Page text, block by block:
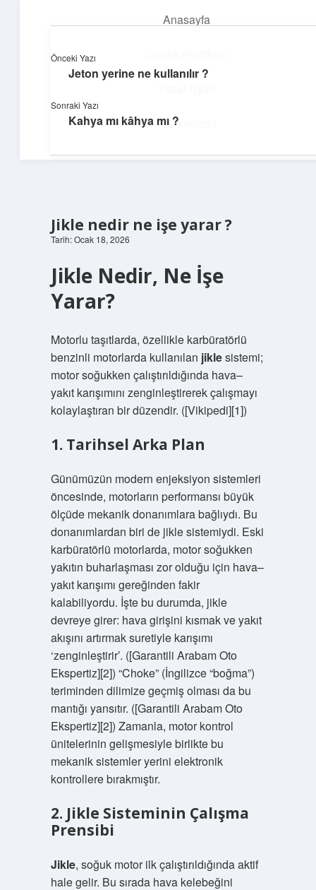
Anasayfa
Hakkımızda
Neşeli Fikir Köşesi
Hayatına neşe katan kısa hikayeler!
Jikle nedir ne işe yarar ?
Tarih: Ocak 18, 2026
Jikle Nedir, Ne İşe
Yarar?
Motorlu taşıtlarda, özellikle karbüratörlü
benzinli motorlarda kullanılan jiklesistemi;
motor soğukken çalıştırıldığında hava–
yakıt karışımını zenginleştirerek çalışmayı
kolaylaştıran bir düzendir. ([Vikipedi][1])
1. Tarihsel Arka Plan
Günümüzün modern enjeksiyon sistemleri
öncesinde, motorların performansı büyük
ölçüde mekanik donanımlara bağlıydı. Bu
donanımlardan biri de jikle sistemiydi. Eski
karbüratörlü motorlarda, motor soğukken
yakıtın buharlaşması zor olduğu için hava–
yakıt karışımı gereğinden fakir
kalabiliyordu. İşte bu durumda, jikle
devreye girer: hava girişini kısmak ve yakıt
akışını artırmak suretiyle karışımı
‘zenginleştirir’. ([Garantili Arabam Oto
Ekspertiz][2]) “Choke” (İngilizce “boğma”)
teriminden dilimize geçmiş olması da bu
mantığı yansıtır. ([Garantili Arabam Oto
Ekspertiz][2]) Zamanla, motor kontrol
ünitelerinin gelişmesiyle birlikte bu
mekanik sistemler yerini elektronik
kontrollere bırakmıştır.
2. Jikle Sisteminin Çalışma
Prensibi
Jikle, soğuk motor ilk çalıştırıldığında aktif
hale gelir. Bu sırada hava kelebeğini
Önceki Yazı
Jeton yerine ne kullanılır ?
Sonraki Yazı
Kahya mı kâhya mı ?